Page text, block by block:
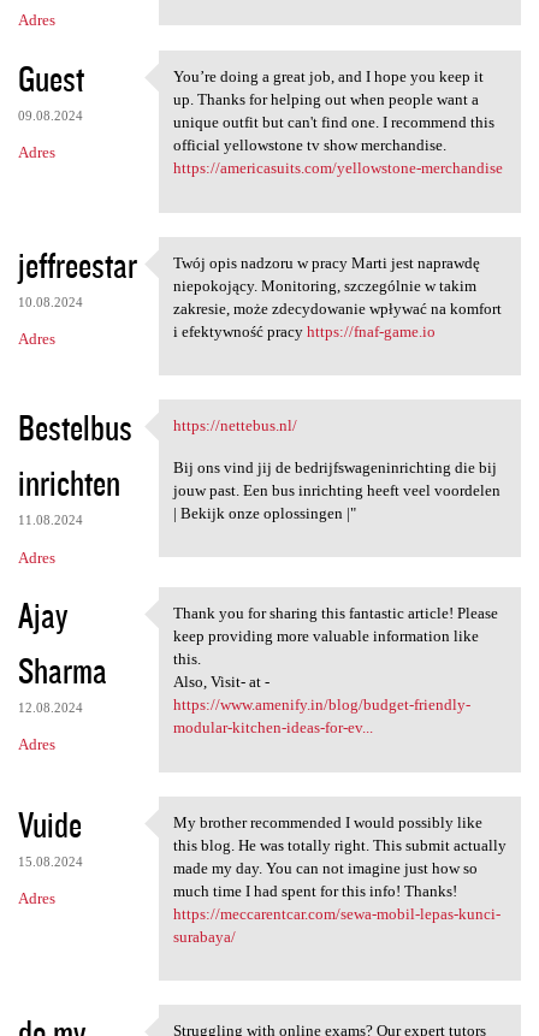
Adres
Guest
09.08.2024
Adres
You’re doing a great job, and
You’re doing a great job, and I hope you keep it
up. Thanks for helping out when people want a
unique outfit but can't find one. I recommend this
official yellowstone tv show merchandise.
https://americasuits.com/yellowstone-merchandise
jeffreestar
10.08.2024
Adres
Twój opis nadzoru w pracy
Twój opis nadzoru w pracy Marti jest naprawdę
niepokojący. Monitoring, szczególnie w takim
zakresie, może zdecydowanie wpływać na komfort
i efektywność pracy https://fnaf-game.io
Bestelbus
inrichten
11.08.2024
Adres
https://nettebus.nl/
https://nettebus.nl/
Bij ons vind jij de bedrijfswageninrichting die bij
jouw past. Een bus inrichting heeft veel voordelen
| Bekijk onze oplossingen |"
Ajay
Sharma
12.08.2024
Adres
Thank you for sharing this
Thank you for sharing this fantastic article! Please
keep providing more valuable information like
this.
Also, Visit- at -
https://www.amenify.in/blog/budget-friendly-
modular-kitchen-ideas-for-ev...
Vuide
15.08.2024
Adres
My brother recommended I
My brother recommended I would possibly like
this blog. He was totally right. This submit actually
made my day. You can not imagine just how so
much time I had spent for this info! Thanks!
https://meccarentcar.com/sewa-mobil-lepas-kunci-
surabaya/
Struggling with online exams? Our expert tutors